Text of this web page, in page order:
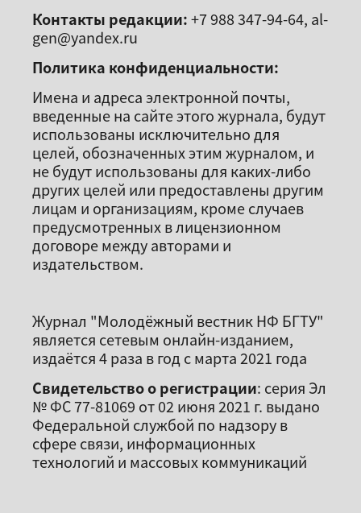
Контакты редакции:+7 988 347-94-64, al-
gen@yandex.ru
Политика конфиденциальности:
Имена и адреса электронной почты,
введенные на сайте этого журнала, будут
использованы исключительно для
целей, обозначенных этим журналом, и
не будут использованы для каких-либо
других целей или предоставлены другим
лицам и организациям, кроме случаев
предусмотренных в лицензионном
договоре между авторами и
издательством.
Журнал "Молодёжный вестник НФ БГТУ"
является сетевым онлайн-изданием,
издаётся 4 раза в год с марта 2021 года
Свидетельство о регистрации: серия Эл
№ ФС 77-81069 от 02 июня 2021 г. выдано
Федеральной службой по надзору в
сфере связи, информационных
технологий и массовых коммуникаций